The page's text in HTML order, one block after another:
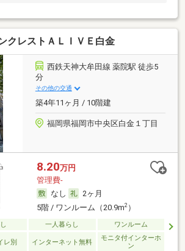
クレストＡＬＩＶＥ白金
西鉄天神大牟田線 薬院駅 徒歩5
分
その他の交通
築4年11ヶ月 / 10階建
福岡県福岡市中央区白金１丁目
8.20万円
管理費-
なし
2ヶ月
5階 / ワンルーム（20.9m2）
一人暮らし ワンルーム
レ別 インターネット無料
モニタ付インターホ
ン